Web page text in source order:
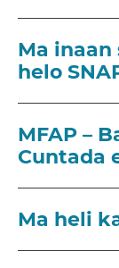
Ma inaan
helo
MFAP –
Cuntada
Ma heli